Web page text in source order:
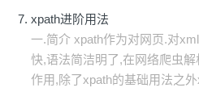
xpath进阶用法
一.简介 xpath作为对网页.对
快,语法简洁明了,在网络爬虫
作用,除了xpath的基础用法之